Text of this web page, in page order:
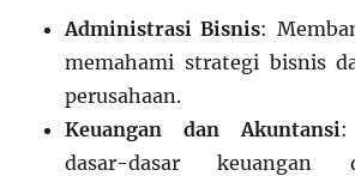
Administrasi Bisnis:
memahami strategi bisnis
perusahaan.
Keuangan dan Akuntansi:
dasar-dasar keuangan